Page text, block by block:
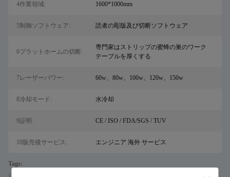
4作業領域: 1600*1000mm
5制御ソフトウェア: 読者の彫版及び切断ソフトウェア
6プラットホームの切断:
専門家はストリップの蜜蜂の巣のワーク
テーブルを厚くする
7レーザーパワー: 60w、80w、100w、120w、150w
8冷却モード: 水冷却
9証明: CE / ISO / FDA/SGS / TUV
10販売後サービス: エンジニア 海外 サービス
Tags: